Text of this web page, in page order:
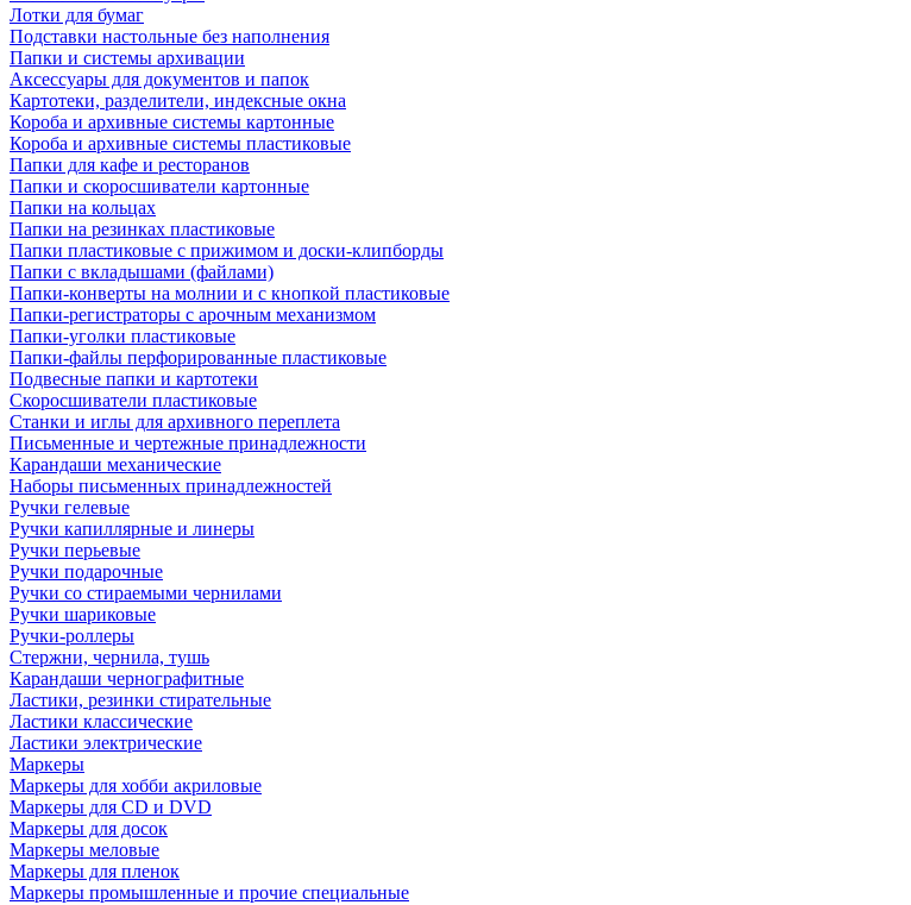
Лотки для бумаг
Подставки настольные без наполнения
Папки и системы архивации
Аксессуары для документов и папок
Картотеки, разделители, индексные окна
Короба и архивные системы картонные
Короба и архивные системы пластиковые
Папки для кафе и ресторанов
Папки и скоросшиватели картонные
Папки на кольцах
Папки на резинках пластиковые
Папки пластиковые с прижимом и доски-клипборды
Папки с вкладышами (файлами)
Папки-конверты на молнии и с кнопкой пластиковые
Папки-регистраторы с арочным механизмом
Папки-уголки пластиковые
Папки-файлы перфорированные пластиковые
Подвесные папки и картотеки
Скоросшиватели пластиковые
Станки и иглы для архивного переплета
Письменные и чертежные принадлежности
Карандаши механические
Наборы письменных принадлежностей
Ручки гелевые
Ручки капиллярные и линеры
Ручки перьевые
Ручки подарочные
Ручки со стираемыми чернилами
Ручки шариковые
Ручки-роллеры
Стержни, чернила, тушь
Карандаши чернографитные
Ластики, резинки стирательные
Ластики классические
Ластики электрические
Маркеры
Маркеры для хобби акриловые
Маркеры для CD и DVD
Маркеры для досок
Маркеры меловые
Маркеры для пленок
Маркеры промышленные и прочие специальные